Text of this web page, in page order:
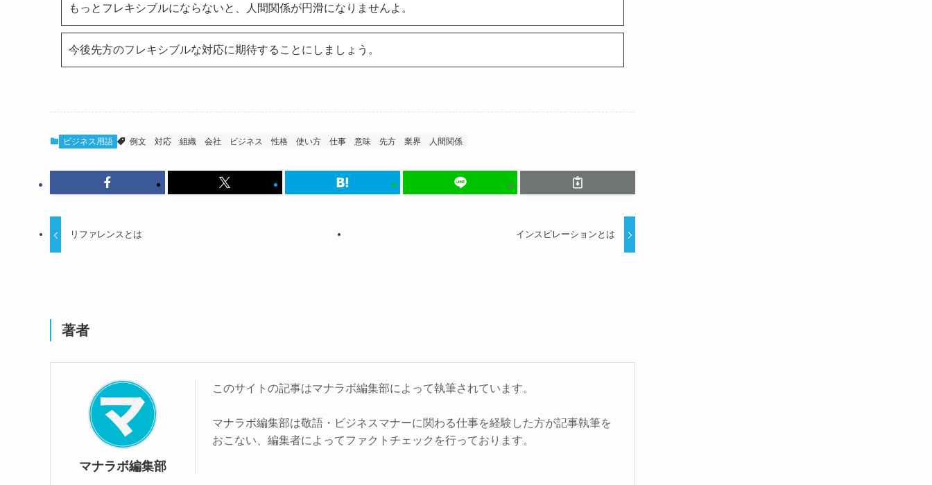
もっとフレキシブルにならないと、人間関係が円滑になりませんよ。
今後先方のフレキシブルな対応に期待することにしましょう。
ビジネス用語 例文 対応 組織 会社 ビジネス 性格 使い方 仕事 意味 先方 業界 人間関係
リファレンスとは インスピレーションとは
著者
マナラボ編集部
このサイトの記事はマナラボ編集部によって執筆されています。
マナラボ編集部は敬語・ビジネスマナーに関わる仕事を経験した方が記事執筆を
おこない、編集者によってファクトチェックを行っております。